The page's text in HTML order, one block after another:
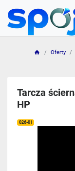
Oferty
Tarcza
HP
026-01